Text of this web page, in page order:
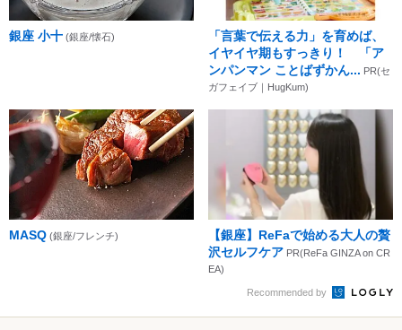
銀座 小十 (銀座/懐石)
「言葉で伝える力」を育めば、
イヤイヤ期もすっきり！ 「ア
ンパンマン ことばずかん... PR(セ
ガフェイブ｜HugKum)
MASQ (銀座/フレンチ)
【銀座】ReFaで始める大人の贅
沢セルフケア PR(ReFa GINZA on CR
EA)
Recommended by